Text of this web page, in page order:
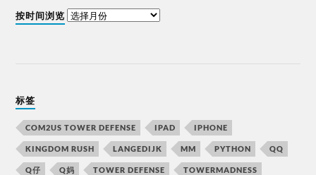
按时间浏览
标签
COM2US TOWER DEFENSE IPAD IPHONE
KINGDOM RUSH LANGEDIJK MM PYTHON QQ
Q仔 Q妈 TOWER DEFENSE TOWERMADNESS